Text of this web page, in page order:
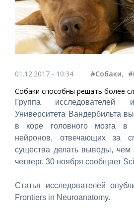
01.12.2017 - 10:34 #Собаки,
Собаки способны решать более
Группа исследователей
Университета Вандербильта
в коре головного мозга
нейронов, отвечающих за
существа делать выводы,
четверг, 30 ноября сообщает
Статья исследователей
Frontiers in Neuroanatomy.